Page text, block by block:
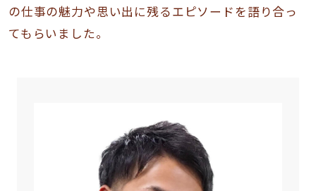
の仕事の魅力や思い出に残るエピソードを語り合っ
てもらいました。